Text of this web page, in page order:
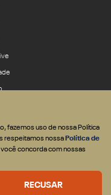
Direitos Reservados.
é a vida.
fazemos uso de nossa Política
respeitamos nossa Política de
você concorda com nossas
RECUSAR